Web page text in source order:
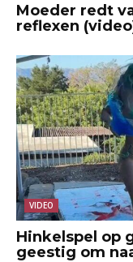
Moeder redt
reflexen
VIDEO
Hinkelspel op
geestig om